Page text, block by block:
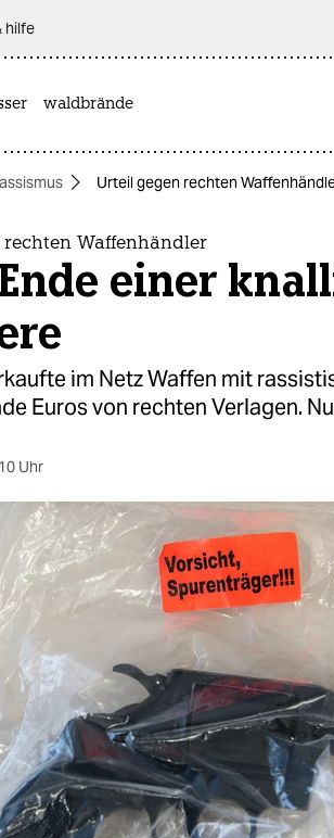
hilfe
waldbrände
Urteil gegen rechten
rechten Waffenhändler
einer
im Netz Waffen mit
Euros von rechten Verlagen.
Uhr